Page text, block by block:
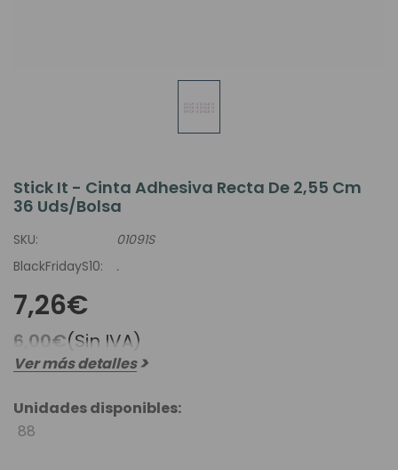
Stick It - Cinta Adhesiva Recta De 2,55 Cm
36 Uds/bolsa
SKU:
01091S
BlackFridayS10:
.
7,26€
6,00€(Sin IVA)
Ver más detalles
Unidades disponibles:
88